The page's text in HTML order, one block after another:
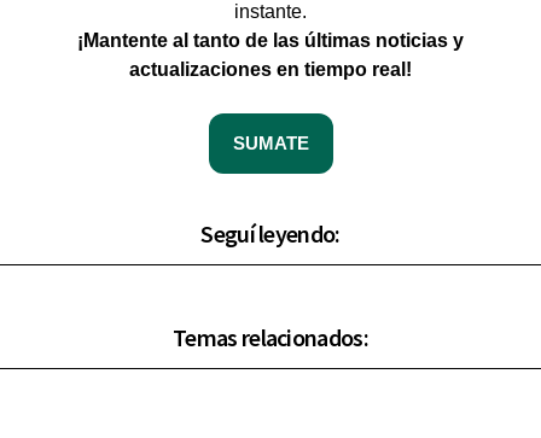
instante.
¡Mantente al tanto de las últimas noticias y
actualizaciones en tiempo real!
SUMATE
Seguí leyendo:
Temas relacionados: